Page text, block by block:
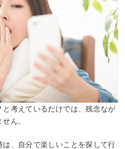
考えているだけでは、残念なが
ん。
、自分で楽しいことを探して行